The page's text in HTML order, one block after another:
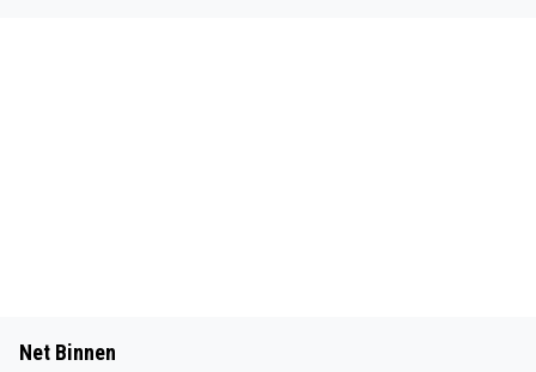
Net Binnen